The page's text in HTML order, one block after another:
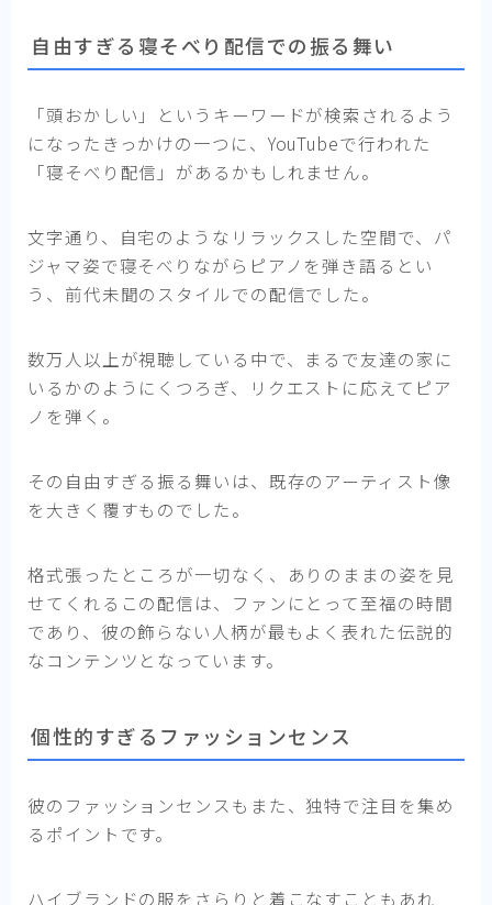
自由すぎる寝そべり配信での振る舞い
「頭おかしい」というキーワードが検索されるよう
になったきっかけの一つに、YouTubeで行われた
「寝そべり配信」があるかもしれません。
文字通り、自宅のようなリラックスした空間で、パ
ジャマ姿で寝そべりながらピアノを弾き語るとい
う、前代未聞のスタイルでの配信でした。
数万人以上が視聴している中で、まるで友達の家に
いるかのようにくつろぎ、リクエストに応えてピア
ノを弾く。
その自由すぎる振る舞いは、既存のアーティスト像
を大きく覆すものでした。
格式張ったところが一切なく、ありのままの姿を見
せてくれるこの配信は、ファンにとって至福の時間
であり、彼の飾らない人柄が最もよく表れた伝説的
なコンテンツとなっています。
個性的すぎるファッションセンス
彼のファッションセンスもまた、独特で注目を集め
るポイントです。
ハイブランドの服をさらりと着こなすこともあれ